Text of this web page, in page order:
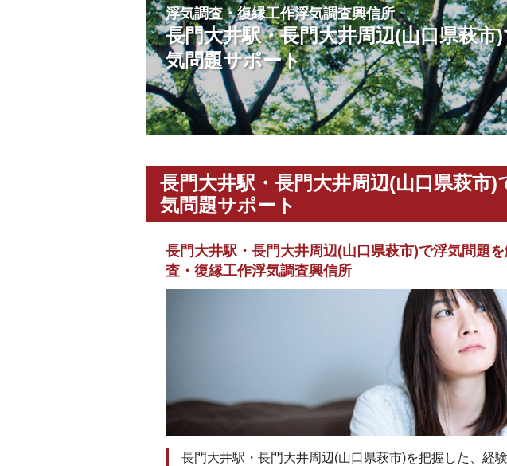
浮気調査・復縁工作浮気調査興信所
長門大井駅・長門大井周辺(山口県萩市
気問題サポート
長門大井駅・長門大井周辺(山口県萩市)
気問題サポート
長門大井駅・長門大井周辺(山口県萩市)で浮気問題
査・復縁工作浮気調査興信所
長門大井駅・長門大井周辺(山口県萩市)を把握した、経